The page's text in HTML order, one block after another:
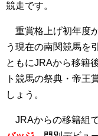
競走です。
重賞格上げ初年度か
う現在の南関競馬を
ともにJRAから移籍
ト競馬の祭典・帝王
しょう。
JRAからの移籍組